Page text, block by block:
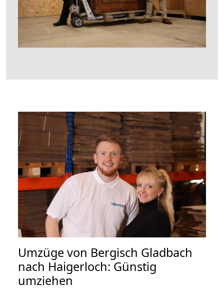
Umzüge von Bergisch Gladbach
nach Haigerloch: Günstig
umziehen